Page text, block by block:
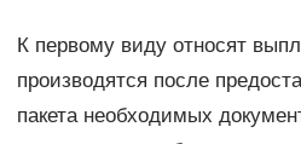
К первому виду относят
производятся после
пакета необходимых